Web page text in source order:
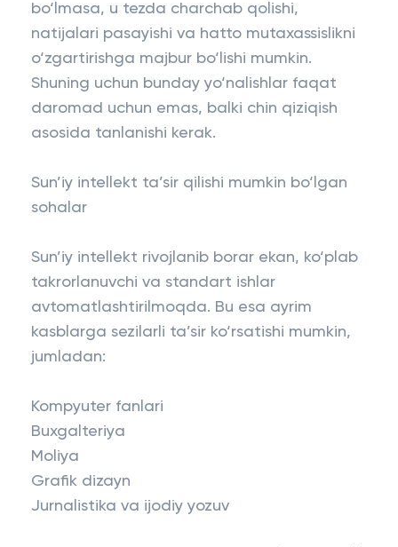
bo‘lmasa, u tezda charchab qolishi,
natijalari pasayishi va hatto mutaxassislikni
o‘zgartirishga majbur bo‘lishi mumkin.
Shuning uchun bunday yo‘nalishlar faqat
daromad uchun emas, balki chin qiziqish
asosida tanlanishi kerak.
Sun’iy intellekt ta’sir qilishi mumkin bo‘lgan
sohalar
Sun’iy intellekt rivojlanib borar ekan, ko‘plab
takrorlanuvchi va standart ishlar
avtomatlashtirilmoqda. Bu esa ayrim
kasblarga sezilarli ta’sir ko‘rsatishi mumkin,
jumladan:
Kompyuter fanlari
Buxgalteriya
Moliya
Grafik dizayn
Jurnalistika va ijodiy yozuv